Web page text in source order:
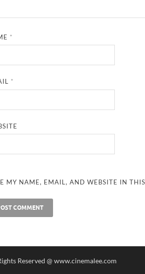
*
*
MY NAME, EMAIL, AND WEBSITE IN
Reserved @ www.cinemalee.com